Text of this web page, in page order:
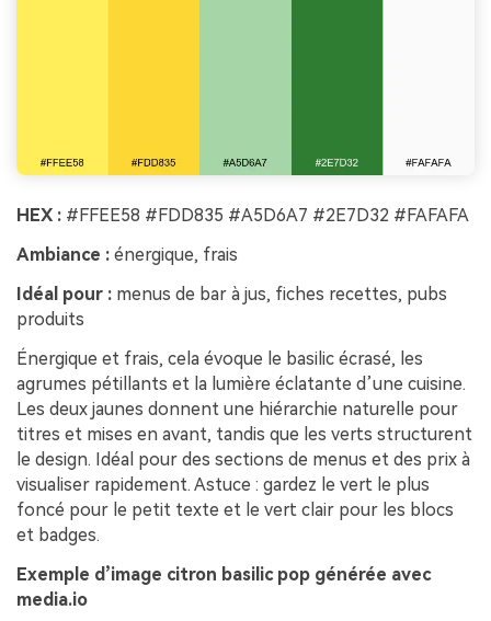
HEX : #FFEE58 #FDD835 #A5D6A7 #2E7D32 #FAFAFA
Ambiance : énergique, frais
Idéal pour : menus de bar à jus, fiches recettes, pubs
produits
Énergique et frais, cela évoque le basilic écrasé, les
agrumes pétillants et la lumière éclatante d’une cuisine.
Les deux jaunes donnent une hiérarchie naturelle pour
titres et mises en avant, tandis que les verts structurent
le design. Idéal pour des sections de menus et des prix à
visualiser rapidement. Astuce : gardez le vert le plus
foncé pour le petit texte et le vert clair pour les blocs
et badges.
Exemple d’image citron basilic pop générée avec
media.io